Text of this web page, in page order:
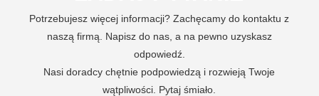
Potrzebujesz więcej informacji? Zachęcamy do kontaktu z
naszą firmą. Napisz do nas, a na pewno uzyskasz
odpowiedź.
Nasi doradcy chętnie podpowiedzą i rozwieją Twoje
wątpliwości. Pytaj śmiało.